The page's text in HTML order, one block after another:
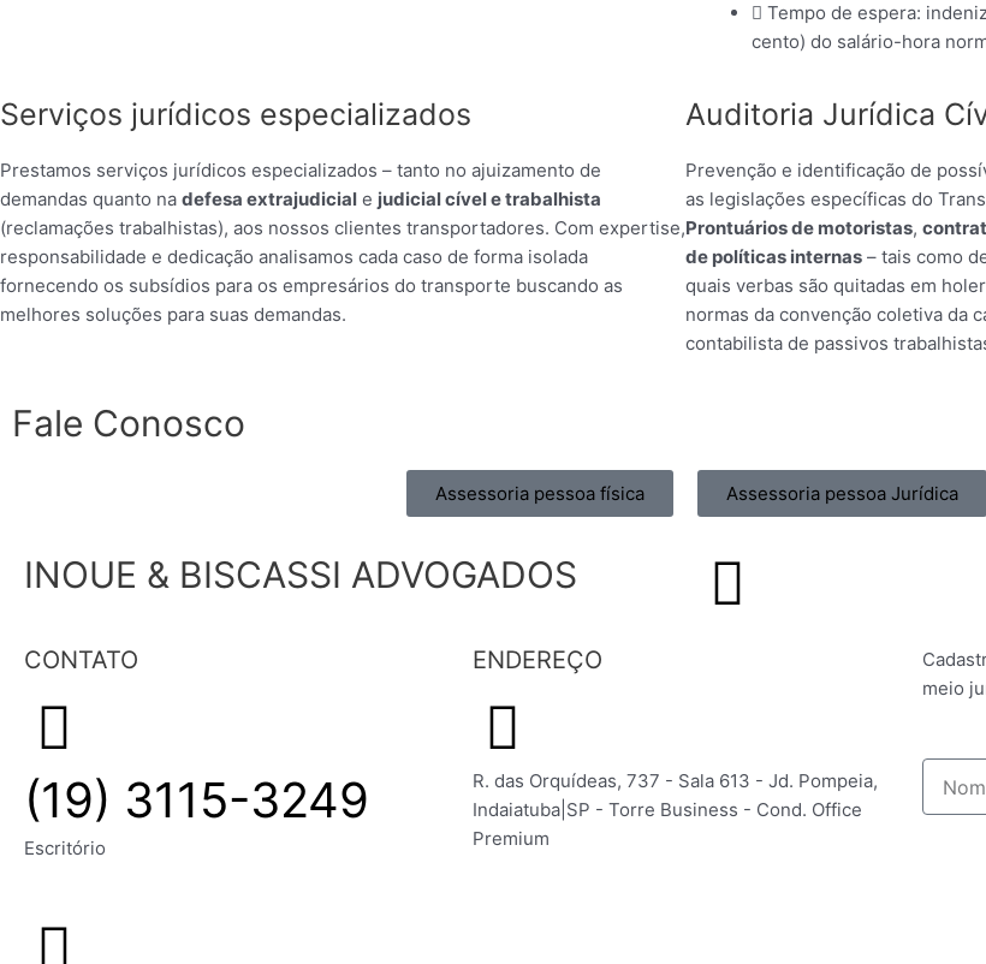
Tempo de espera:
cento) do salário-hora
Serviços jurídicos especializados
Prestamos serviços jurídicos especializados – tanto no ajuizamento de
demandas quanto na defesa extrajudicial e judicial cível e trabalhista
(reclamações trabalhistas), aos nossos clientes transportadores. Com expertise,
responsabilidade e dedicação analisamos cada caso de forma isolada
fornecendo os subsídios para os empresários do transporte buscando as
melhores soluções para suas demandas.
Auditoria Jurídica
Prevenção e identificação de
as legislações específicas do
Prontuários de motoristas,
de políticas internas – tais como
quais verbas são quitadas em
normas da convenção coletiva da
contabilista de passivos
Fale Conosco
Assessoria pessoa física Assessoria pessoa Jurídica
INOUE & BISCASSI ADVOGADOS
I
t
a
CONTATO
(19) 3115-3249
Escritório
ENDEREÇO
R. das Orquídeas, 737 - Sala 613 - Jd. Pompeia,
Indaiatuba|SP - Torre Business - Cond. Office
Premium
meio